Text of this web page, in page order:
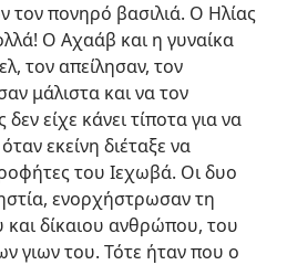
τον πονηρό βασιλιά. Ο Ηλίας
Ο Αχαάβ και η γυναίκα
τον απείλησαν, τον
μάλιστα και να τον
είχε κάνει τίποτα για να
εκείνη διέταξε να
του Ιεχωβά. Οι δυο
ενορχήστρωσαν τη
δίκαιου ανθρώπου, του
γιων του. Τότε ήταν που ο